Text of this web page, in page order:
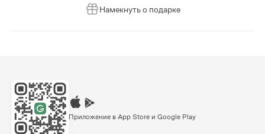
Намекнуть о подарке
Приложение в App Store и Google Play